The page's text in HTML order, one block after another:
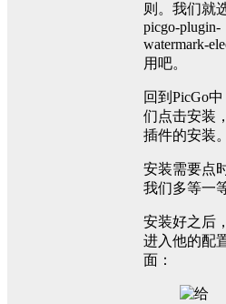
则。我们就
picgo-plugin-
watermark-
用吧。
回到PicGo
们点击安装
插件的安装。
安装需要点
我们多等一
安装好之后
进入他的配
面：